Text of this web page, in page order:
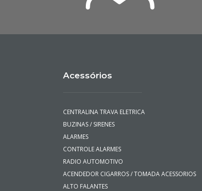
Acessórios
CENTRALINA TRAVA ELETRICA
BUZINAS / SIRENES
ALARMES
CONTROLE ALARMES
RADIO AUTOMOTIVO
ACENDEDOR CIGARROS / TOMADA ACESSORIOS
ALTO FALANTES